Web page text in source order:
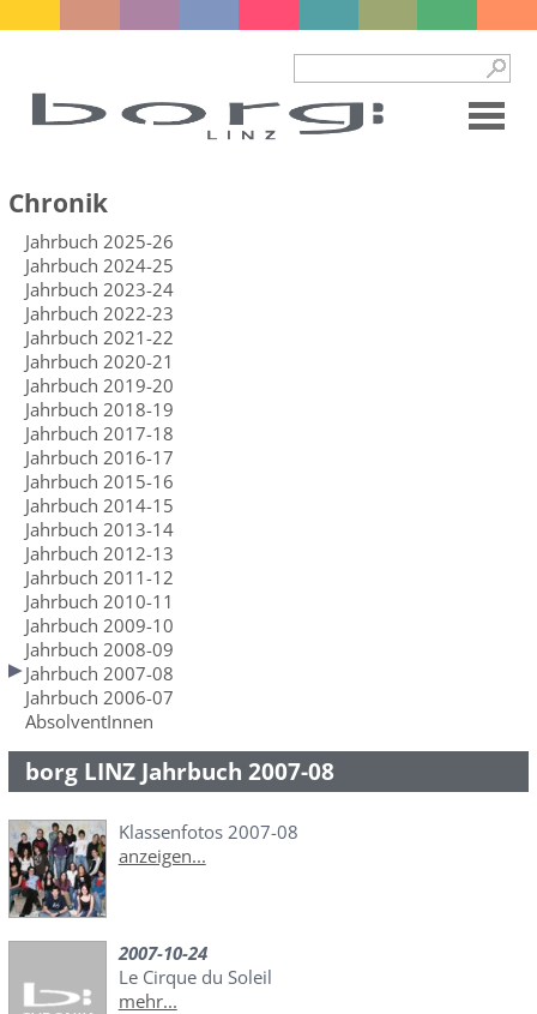
Chronik
Jahrbuch 2025-26
Jahrbuch 2024-25
Jahrbuch 2023-24
Jahrbuch 2022-23
Jahrbuch 2021-22
Jahrbuch 2020-21
Jahrbuch 2019-20
Jahrbuch 2018-19
Jahrbuch 2017-18
Jahrbuch 2016-17
Jahrbuch 2015-16
Jahrbuch 2014-15
Jahrbuch 2013-14
Jahrbuch 2012-13
Jahrbuch 2011-12
Jahrbuch 2010-11
Jahrbuch 2009-10
Jahrbuch 2008-09
Jahrbuch 2007-08
Jahrbuch 2006-07
AbsolventInnen
borg LINZ Jahrbuch 2007-08
Klassenfotos 2007-08
anzeigen...
2007-10-24
Le Cirque du Soleil
mehr...